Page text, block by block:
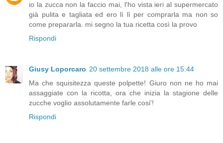
io la zucca non la faccio mai, l'ho vista ieri al supermercato
già pulita e tagliata ed ero lì lì per comprarla ma non so
come prepararla. mi segno la tua ricetta così la provo
Rispondi
Giusy Loporcaro 20 settembre 2018 alle ore 15:44
Ma che squisitezza queste polpette! Giuro non ne ho mai
assaggiate con la ricotta, ora che inizia la stagione delle
zucche voglio assolutamente farle cosi'!
Rispondi